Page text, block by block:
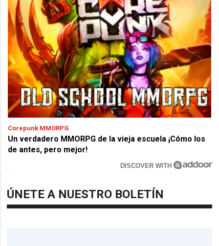
Corepunk MMORPG
Un verdadero MMORPG de la vieja escuela ¡Cómo los
de antes, pero mejor!
DISCOVER WITH
ÚNETE A NUESTRO BOLETÍN